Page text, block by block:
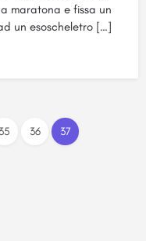
maratona e fissa un
un esoscheletro […]
35 36 37